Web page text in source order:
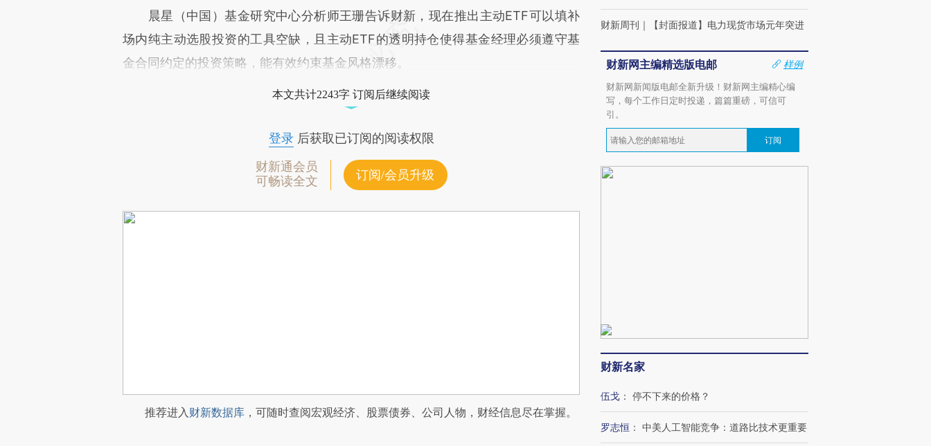
晨星（中国）基金研究中心分析师王珊告诉财新，现在推出主动ETF可以填补
场内纯主动选股投资的工具空缺，且主动ETF的透明持仓使得基金经理必须遵守基
金合同约定的投资策略，能有效约束基金风格漂移。
本文共计2243字 订阅后继续阅读
登录后获取已订阅的阅读权限
财新通会员
可畅读全文
订阅/会员升级
推荐进入财新数据库 ，可随时查阅宏观经济、股票债券、公司人物，财经信息尽在掌握。
财新周刊 ｜ 【封面报道】电力现货市场元年突进
财新网主编精选版电邮
样例
财新网新闻版电邮全新升级！财新网主编精心编
写，每个工作日定时投递，篇篇重磅，可信可
引。
订阅
财新名家
伍戈 ： 停不下来的价格？
罗志恒 ： 中美人工智能竞争：道路比技术更重要